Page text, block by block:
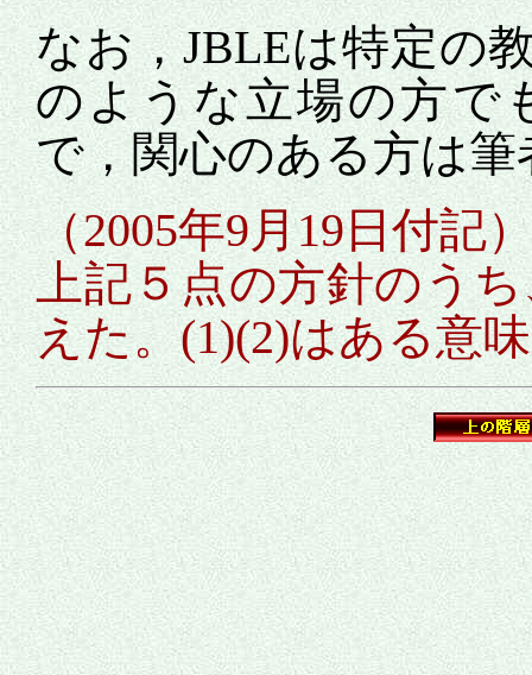
なお，JBLEは特定の
のような立場の方で
で，関心のある方は
（2005年9月19日付記
上記５点の方針のう
えた。(1)(2)はある意